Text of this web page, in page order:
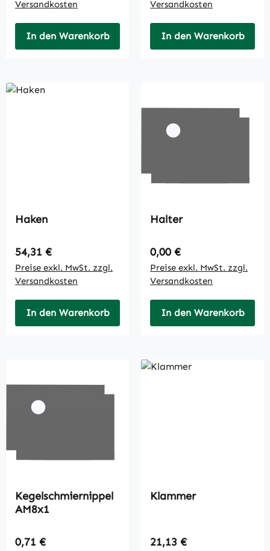
Versandkosten
In den Warenkorb
Versandkosten
In den Warenkorb
Haken
Regulärer Preis:
54,31 €
Preise exkl. MwSt. zzgl.
Versandkosten
In den Warenkorb
Halter
Regulärer Preis:
0,00 €
Preise exkl. MwSt. zzgl.
Versandkosten
In den Warenkorb
Kegelschmiernippel
AM8x1
Regulärer Preis:
0,71 €
Klammer
Regulärer Preis:
21,13 €